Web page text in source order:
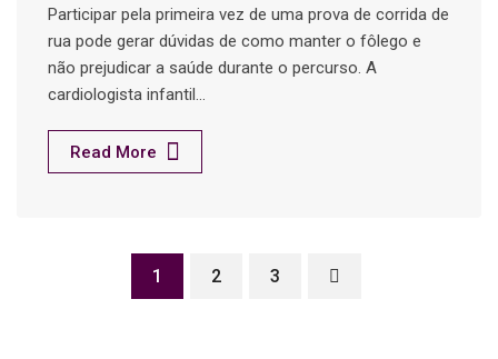
Participar pela primeira vez de uma prova de corrida de
rua pode gerar dúvidas de como manter o fôlego e
não prejudicar a saúde durante o percurso. A
cardiologista infantil…
Read More
1 2 3